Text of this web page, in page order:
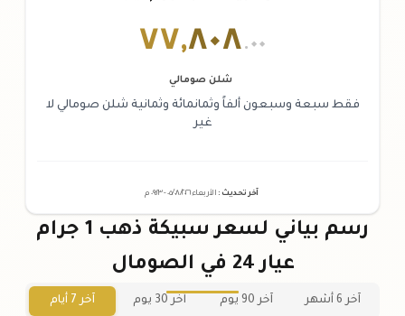
٧٧,٨٠٨.٠٠
شلن صومالي
فقط سبعة وسبعون ألفاً وثمانمائة وثمانية شلن صومالي لا
غير
آخر تحديث : الأربعاء ٠٥ /٠٨/٢٠٢٦ - ٠٩:٢٣م
رسم بياني لسعر سبيكة ذهب 1 جرام
عيار 24 في الصومال
آخر 6 أشهر آخر 90 يوم آخر 30 يوم آخر 7 أيام